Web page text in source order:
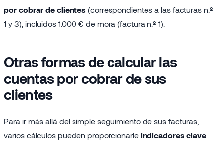
por cobrar de clientes (correspondientes a las facturas n.º
1 y 3), incluidos 1.000 € de mora (factura n.º 1).
Otras formas de calcular las
cuentas por cobrar de sus
clientes
Para ir más allá del simple seguimiento de sus facturas,
varios cálculos pueden proporcionarle indicadores clave